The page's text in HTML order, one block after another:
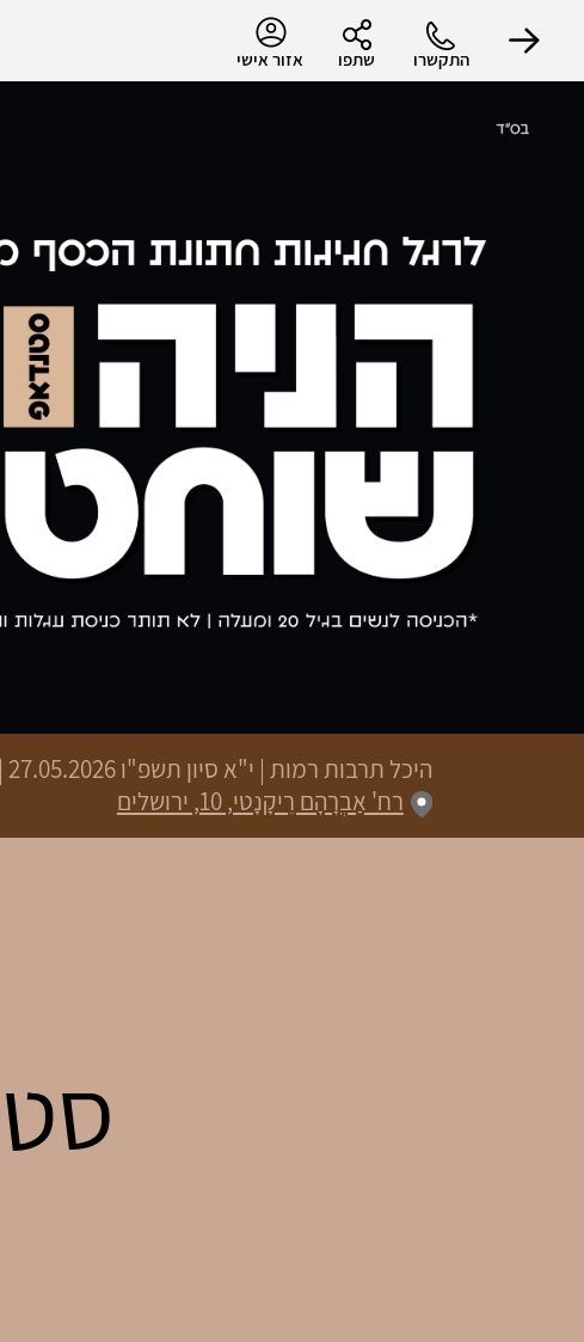
התקשרו שתפו אזור אישי
היכל תרבות רמות | י"א סיון תשפ"ו27.05.2026 | פתיחת שערים 20:00 | שעת התחלה 20:30
רח' אַבְרָהָם רֵיקָנָטי, 10, ירושלים